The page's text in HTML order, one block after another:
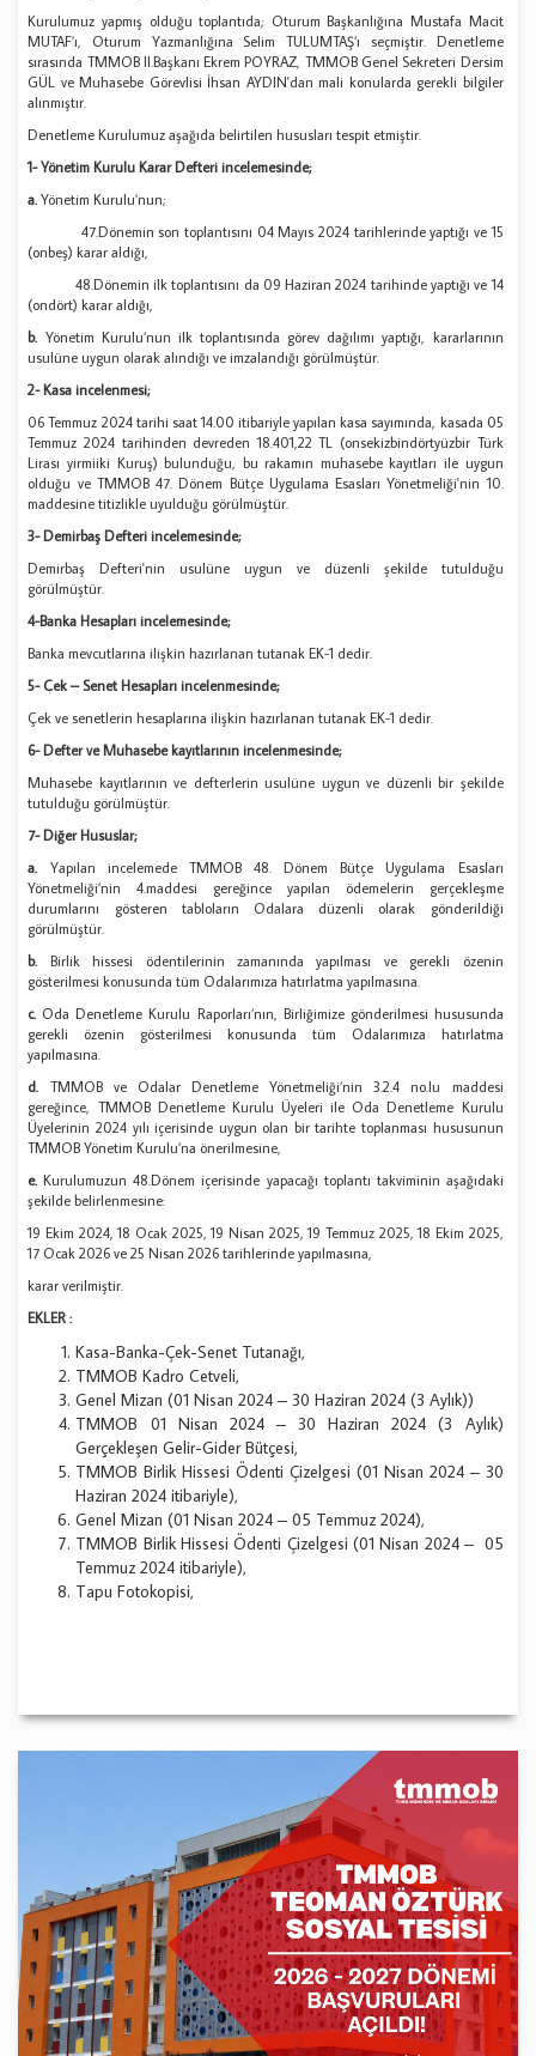
Kurulumuz yapmış olduğu toplantıda; Oturum Başkanlığına Mustafa Macit
MUTAF’ı, Oturum Yazmanlığına Selim TULUMTAŞ’ı seçmiştir. Denetleme
sırasında TMMOB II.Başkanı Ekrem POYRAZ, TMMOB Genel Sekreteri Dersim
GÜL ve Muhasebe Görevlisi İhsan AYDIN'dan mali konularda gerekli bilgiler
alınmıştır.
Denetleme Kurulumuz aşağıda belirtilen hususları tespit etmiştir.
1- Yönetim Kurulu Karar Defteri incelemesinde;
a. Yönetim Kurulu’nun;
47.Dönemin son toplantısını 04 Mayıs 2024 tarihlerinde yaptığı ve 15
(onbeş) karar aldığı,
48.Dönemin ilk toplantısını da 09 Haziran 2024 tarihinde yaptığı ve 14
(ondört) karar aldığı,
b. Yönetim Kurulu’nun ilk toplantısında görev dağılımı yaptığı, kararlarının
usulüne uygun olarak alındığı ve imzalandığı görülmüştür.
2- Kasa incelenmesi;
06 Temmuz 2024 tarihi saat 14.00 itibariyle yapılan kasa sayımında, kasada 05
Temmuz 2024 tarihinden devreden 18.401,22 TL (onsekizbindörtyüzbir Türk
Lirası yirmiiki Kuruş) bulunduğu, bu rakamın muhasebe kayıtları ile uygun
olduğu ve TMMOB 47. Dönem Bütçe Uygulama Esasları Yönetmeliği'nin 10.
maddesine titizlikle uyulduğu görülmüştür.
3- Demirbaş Defteri incelemesinde;
Demirbaş Defteri'nin usulüne uygun ve düzenli şekilde tutulduğu
görülmüştür.
4-Banka Hesapları incelemesinde;
Banka mevcutlarına ilişkin hazırlanan tutanak EK-1 dedir.
5- Çek – Senet Hesapları incelenmesinde;
Çek ve senetlerin hesaplarına ilişkin hazırlanan tutanak EK-1 dedir.
6- Defter ve Muhasebe kayıtlarının incelenmesinde;
Muhasebe kayıtlarının ve defterlerin usulüne uygun ve düzenli bir şekilde
tutulduğu görülmüştür.
7- Diğer Hususlar;
a. Yapılan incelemede TMMOB 48. Dönem Bütçe Uygulama Esasları
Yönetmeliği’nin 4.maddesi gereğince yapılan ödemelerin gerçekleşme
durumlarını gösteren tabloların Odalara düzenli olarak gönderildiği
görülmüştür.
b. Birlik hissesi ödentilerinin zamanında yapılması ve gerekli özenin
gösterilmesi konusunda tüm Odalarımıza hatırlatma yapılmasına.
c. Oda Denetleme Kurulu Raporları’nın, Birliğimize gönderilmesi hususunda
gerekli özenin gösterilmesi konusunda tüm Odalarımıza hatırlatma
yapılmasına.
d. TMMOB ve Odalar Denetleme Yönetmeliği’nin 3.2.4 no.lu maddesi
gereğince, TMMOB Denetleme Kurulu Üyeleri ile Oda Denetleme Kurulu
Üyelerinin 2024 yılı içerisinde uygun olan bir tarihte toplanması hususunun
TMMOB Yönetim Kurulu’na önerilmesine,
e.Kurulumuzun 48.Dönem içerisinde yapacağı toplantı takviminin aşağıdaki
şekilde belirlenmesine:
19 Ekim 2024, 18 Ocak 2025, 19 Nisan 2025, 19 Temmuz 2025, 18 Ekim 2025,
17 Ocak 2026 ve 25 Nisan 2026 tarihlerinde yapılmasına,
karar verilmiştir.
EKLER :
Kasa-Banka-Çek-Senet Tutanağı,
TMMOB Kadro Cetveli,
Genel Mizan (01 Nisan 2024 – 30 Haziran 2024 (3 Aylık))
TMMOB 01 Nisan 2024 – 30 Haziran 2024 (3 Aylık)
Gerçekleşen Gelir-Gider Bütçesi,
TMMOB Birlik Hissesi Ödenti Çizelgesi (01 Nisan 2024 – 30
Haziran 2024 itibariyle),
Genel Mizan (01 Nisan 2024 – 05 Temmuz 2024),
TMMOB Birlik Hissesi Ödenti Çizelgesi (01 Nisan 2024 – 05
Temmuz 2024 itibariyle),
Tapu Fotokopisi,